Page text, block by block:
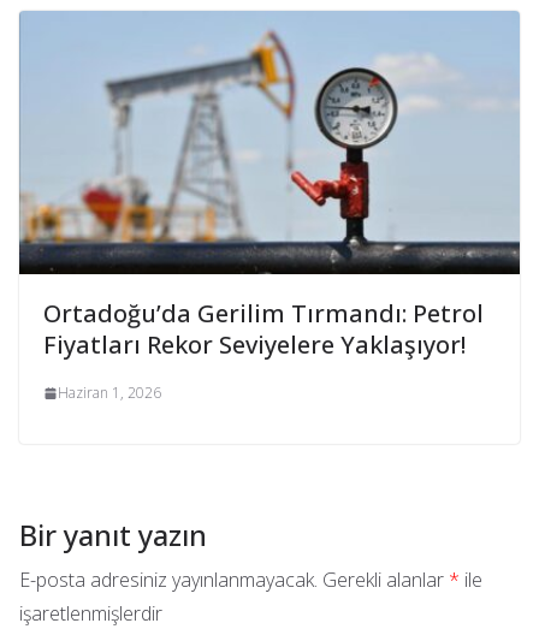
Ortadoğu’da Gerilim Tırmandı: Petrol
Fiyatları Rekor Seviyelere Yaklaşıyor!
Haziran 1, 2026
Bir yanıt yazın
E-posta adresiniz yayınlanmayacak. Gerekli alanlar * ile
işaretlenmişlerdir